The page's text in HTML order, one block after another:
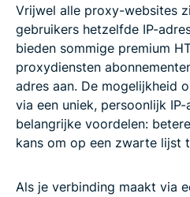
Vrijwel alle proxy-websites
gebruikers hetzelfde IP-
bieden sommige premium
proxydiensten
adres aan. De mogelijkheid
via een uniek, persoonlijk
belangrijke voordelen:
kans om op een zwarte lijst
Als je verbinding maakt via